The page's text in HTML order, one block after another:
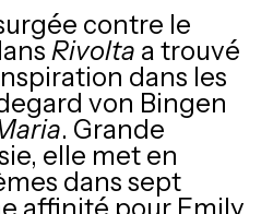
contre le
Rivolta a trouvé
dans les
von Bingen
. Grande
elle met en
dans sept